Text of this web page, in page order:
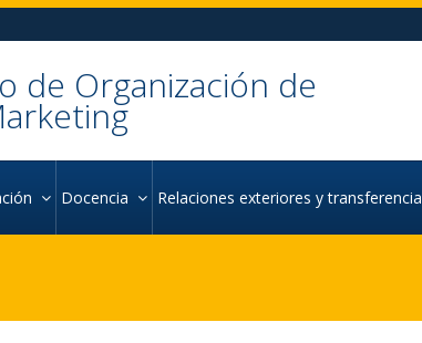
de Organización de
Docencia Relaciones exteriores y transferencia